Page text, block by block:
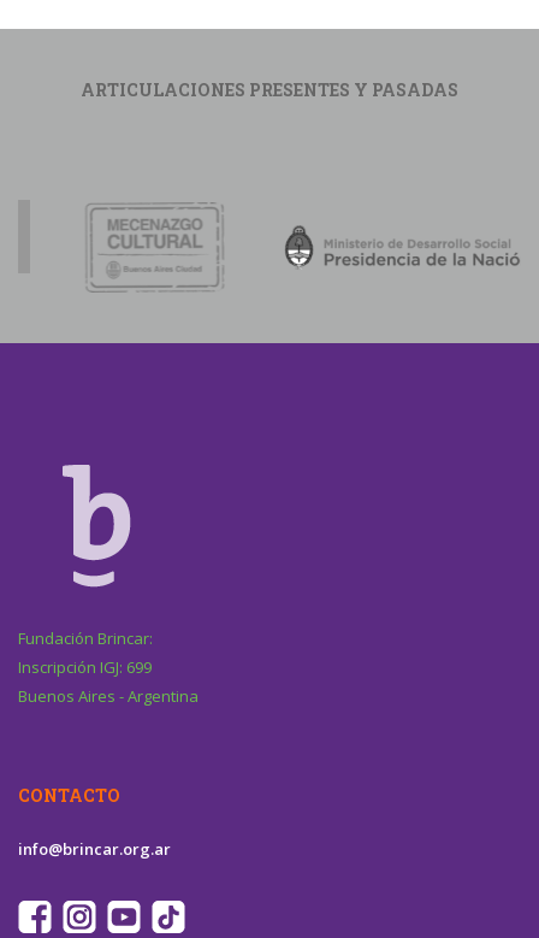
ARTICULACIONES PRESENTES Y PASADAS
Fundación Brincar:
Inscripción IGJ: 699
Buenos Aires - Argentina
CONTACTO
info@brincar.org.ar